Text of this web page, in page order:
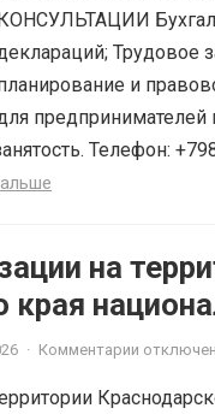
Трудовое
и
Телефон:
на
края
· Комментарии